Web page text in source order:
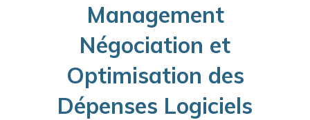
Management
Négociation et
Optimisation des
Dépenses Logiciels